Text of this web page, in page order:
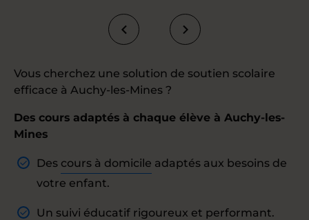
Vous cherchez une solution de soutien scolaire
efficace à Auchy-les-Mines ?
Des cours adaptés à chaque élève à Auchy-les-
Mines
Des cours à domicile adaptés aux besoins de
votre enfant.
Un suivi éducatif rigoureux et performant.